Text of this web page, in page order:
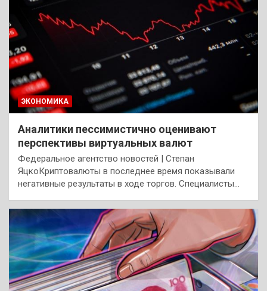
ЭКОНОМИКА
Аналитики пессимистично оценивают
перспективы виртуальных валют
Федеральное агентство новостей | Степан
ЯцкоКриптовалюты в последнее время показывали
негативные результаты в ходе торгов. Специалисты…